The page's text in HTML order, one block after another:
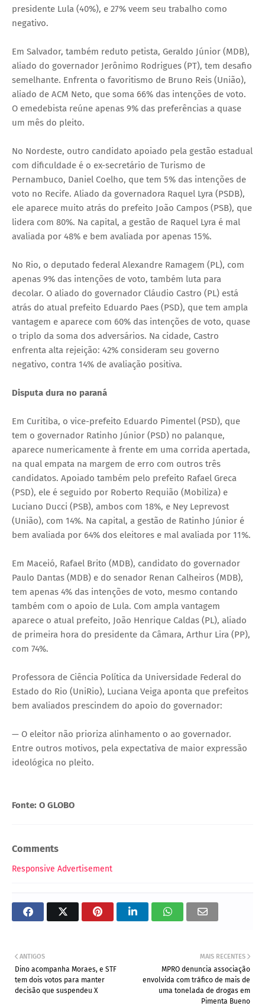
presidente Lula (40%), e 27% veem seu trabalho como
negativo.
Em Salvador, também reduto petista, Geraldo Júnior (MDB),
aliado do governador Jerônimo Rodrigues (PT), tem desafio
semelhante. Enfrenta o favoritismo de Bruno Reis (União),
aliado de ACM Neto, que soma 66% das intenções de voto.
O emedebista reúne apenas 9% das preferências a quase
um mês do pleito.
No Nordeste, outro candidato apoiado pela gestão estadual
com dificuldade é o ex-secretário de Turismo de
Pernambuco, Daniel Coelho, que tem 5% das intenções de
voto no Recife. Aliado da governadora Raquel Lyra (PSDB),
ele aparece muito atrás do prefeito João Campos (PSB), que
lidera com 80%. Na capital, a gestão de Raquel Lyra é mal
avaliada por 48% e bem avaliada por apenas 15%.
No Rio, o deputado federal Alexandre Ramagem (PL), com
apenas 9% das intenções de voto, também luta para
decolar. O aliado do governador Cláudio Castro (PL) está
atrás do atual prefeito Eduardo Paes (PSD), que tem ampla
vantagem e aparece com 60% das intenções de voto, quase
o triplo da soma dos adversários. Na cidade, Castro
enfrenta alta rejeição: 42% consideram seu governo
negativo, contra 14% de avaliação positiva.
Disputa dura no paraná
Em Curitiba, o vice-prefeito Eduardo Pimentel (PSD), que
tem o governador Ratinho Júnior (PSD) no palanque,
aparece numericamente à frente em uma corrida apertada,
na qual empata na margem de erro com outros três
candidatos. Apoiado também pelo prefeito Rafael Greca
(PSD), ele é seguido por Roberto Requião (Mobiliza) e
Luciano Ducci (PSB), ambos com 18%, e Ney Leprevost
(União), com 14%. Na capital, a gestão de Ratinho Júnior é
bem avaliada por 64% dos eleitores e mal avaliada por 11%.
Em Maceió, Rafael Brito (MDB), candidato do governador
Paulo Dantas (MDB) e do senador Renan Calheiros (MDB),
tem apenas 4% das intenções de voto, mesmo contando
também com o apoio de Lula. Com ampla vantagem
aparece o atual prefeito, João Henrique Caldas (PL), aliado
de primeira hora do presidente da Câmara, Arthur Lira (PP),
com 74%.
Professora de Ciência Política da Universidade Federal do
Estado do Rio (UniRio), Luciana Veiga aponta que prefeitos
bem avaliados prescindem do apoio do governador:
— O eleitor não prioriza alinhamento o ao governador.
Entre outros motivos, pela expectativa de maior expressão
ideológica no pleito.
Fonte: O GLOBO
Comments
Responsive Advertisement
MAIS RECENTES
MPRO denuncia associação
envolvida com tráfico de mais de
uma tonelada de drogas em
Pimenta Bueno
ANTIGOS
Dino acompanha Moraes, e STF
tem dois votos para manter
decisão que suspendeu X